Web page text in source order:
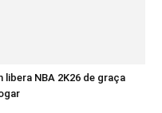
libera NBA 2K26 de graça